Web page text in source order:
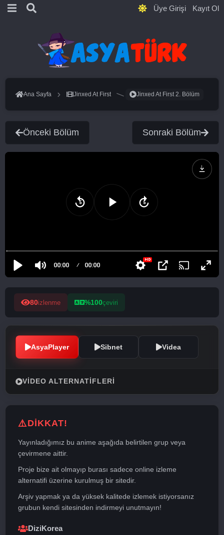
Üye Girişi Kayıt Ol
Ana Sayfa Jinxed At First Jinxed At First 2. Bölüm
Önceki Bölüm Sonraki Bölüm
80izlenme %100çeviri
AsyaPlayer Sibnet Videa
VIDEO ALTERNATIFLERI
DİKKAT!
Yayınladığımız bu anime aşağıda belirtilen grup veya
çevirmene aittir.
Proje bize ait olmayıp burası sadece online izleme
alternatifi üzerine kurulmuş bir sitedir.
Arşiv yapmak ya da yüksek kalitede izlemek istiyorsanız
grubun kendi sitesinden indirmeyi unutmayın!
DiziKorea